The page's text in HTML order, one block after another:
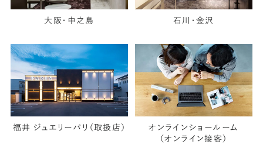
大阪・中之島 石川・金沢
福井 ジュエリーパリ（取扱店）
オンラインショールーム
（オンライン接客）